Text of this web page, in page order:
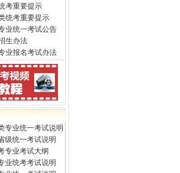
考重要提示
统考重要提示
业统一考试公告
生办法
业报名考试办法
专业统一考试说明
级统一考试说明
专业考试大纲
业统考考试说明